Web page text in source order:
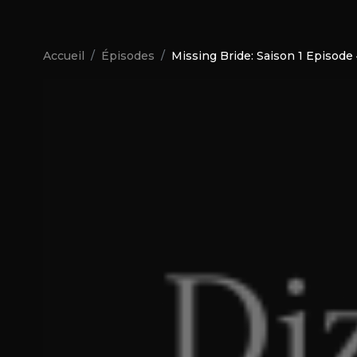
Accueil Épisodes Missing Bride: Saison 1 Episode